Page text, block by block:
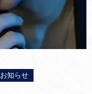
お知らせ